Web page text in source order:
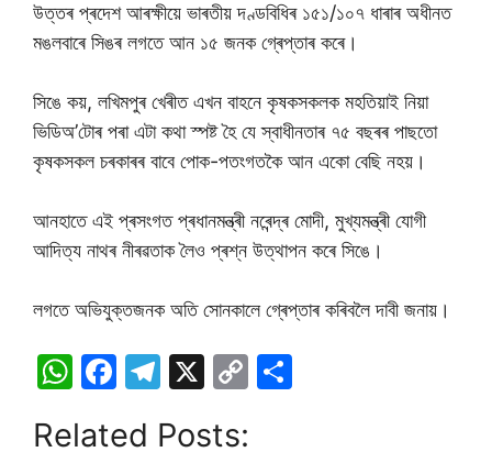
উত্তৰ প্ৰদেশ আৰক্ষীয়ে ভাৰতীয় দণ্ডবিধিৰ ১৫১/১০৭ ধাৰাৰ অধীনত
মঙলবাৰে সিঙৰ লগতে আন ১৫ জনক গ্ৰেপ্তাৰ কৰে।
সিঙে কয়, লখিমপুৰ খেৰীত এখন বাহনে কৃষকসকলক মহতিয়াই নিয়া
ভিডিঅ’টোৰ পৰা এটা কথা স্পষ্ট হৈ যে স্বাধীনতাৰ ৭৫ বছৰৰ পাছতো
কৃষকসকল চৰকাৰৰ বাবে পোক-পতংগতকৈ আন একো বেছি নহয়।
আনহাতে এই প্ৰসংগত প্ৰধানমন্ত্ৰী নৰেন্দ্ৰ মোদী, মুখ্যমন্ত্ৰী যোগী
আদিত্য নাথৰ নীৰৱতাক লৈও প্ৰশ্ন উত্থাপন কৰে সিঙে।
লগতে অভিযুক্তজনক অতি সোনকালে গ্ৰেপ্তাৰ কৰিবলৈ দাবী জনায়।
W
at
F
c
T
e
X
C
Related Posts: